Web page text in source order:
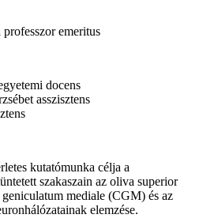
emeritus
docens
asszisztens
kutatómunka célja a
szakaszain az oliva superior
mediale (CGM) és az
elemzése.